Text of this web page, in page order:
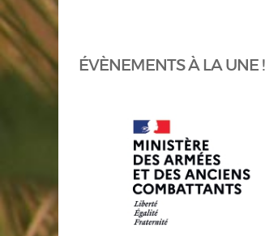
ÉVÈNEMENTS À LA UNE !